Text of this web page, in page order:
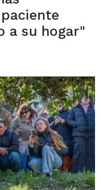
a su hogar"